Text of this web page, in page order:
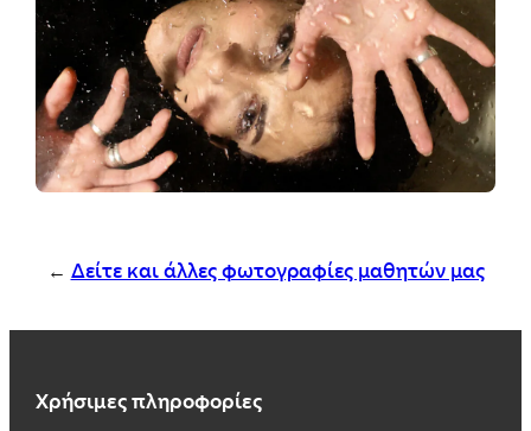
← Δείτε και άλλες φωτογραφίες μαθητών μας
Χρήσιμες πληροφορίες